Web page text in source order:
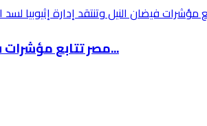
مصر تتابع مؤشرات فيضان النيل وتنتقد إدارة إثي...